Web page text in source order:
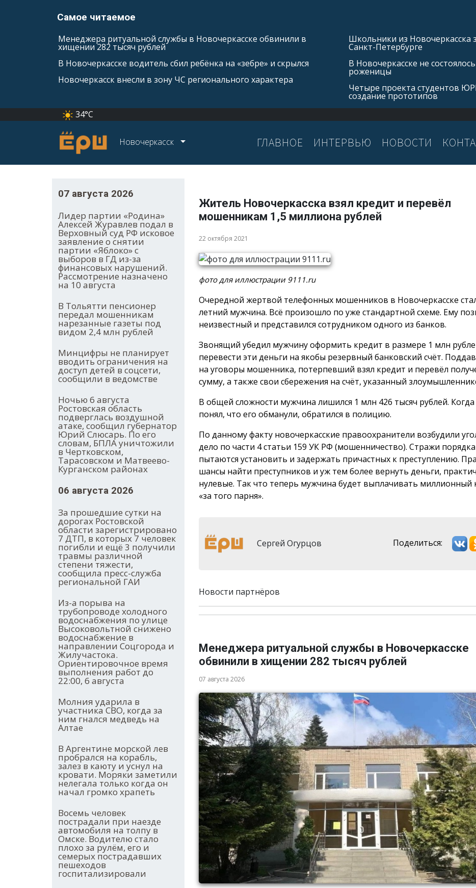
Самое читаемое
Менеджера ритуальной службы в Новочеркасске обвинили в
хищении 282 тысяч рублей
В Новочеркасске водитель сбил ребёнка на «зебре» и скрылся
Новочеркасск внесли в зону ЧС регионального характера
Школьники из Новочеркасска
Санкт-Петербурге
В Новочеркасске не
роженицы
Четыре проекта студентов
создание прототипов
34°C
Новочеркасск ГЛАВНОЕ ИНТЕРВЬЮ НОВОСТИ
07 августа 2026
Лидер партии «Родина»
Алексей Журавлев подал в
Верховный суд РФ исковое
заявление о снятии
партии «Яблоко» с
выборов в ГД из-за
финансовых нарушений.
Рассмотрение назначено
на 10 августа
В Тольятти пенсионер
передал мошенникам
нарезанные газеты под
видом 2,4 млн рублей
Минцифры не планирует
вводить ограничения на
доступ детей в соцсети,
сообщили в ведомстве
Ночью 6 августа
Ростовская область
подверглась воздушной
атаке, сообщил губернатор
Юрий Слюсарь. По его
словам, БПЛА уничтожили
в Чертковском,
Тарасовском и Матвеево-
Курганском районах
06 августа 2026
За прошедшие сутки на
дорогах Ростовской
области зарегистрировано
7 ДТП, в которых 7 человек
погибли и ещё 3 получили
травмы различной
степени тяжести,
сообщила пресс-служба
региональной ГАИ
Из-а порыва на
трубопроводе холодного
водоснабжения по улице
Высоковольтной снижено
водоснабжение в
направлении Соцгорода и
Жилучастока.
Ориентировочное время
выполнения работ до
22:00, 6 августа
Молния ударила в
участника СВО, когда за
ним гнался медведь на
Алтае
В Аргентине морской лев
пробрался на корабль,
залез в каюту и уснул на
кровати. Моряки заметили
нелегала только когда он
начал громко храпеть
Восемь человек
пострадали при наезде
автомобиля на толпу в
Омске. Водителю стало
плохо за рулём, его и
семерых пострадавших
пешеходов
госпитализировали
Житель Новочеркасска взял кредит и перевёл
мошенникам 1,5 миллиона рублей
22 октября 2021
фото для иллюстрации 9111.ru
Очередной жертвой телефонных мошенников в Новочеркасске
летний мужчина. Всё произошло по уже стандартной схеме. Ему
неизвестный и представился сотрудником одного из банков.
Звонящий убедил мужчину оформить кредит в размере 1 млн
перевести эти деньги на якобы резервный банковский счёт.
на уговоры мошенника, потерпевший взял кредит и перевёл
сумму, а также свои сбережения на счёт, указанный
В общей сложности мужчина лишился 1 млн 426 тысяч рублей.
понял, что его обманули, обратился в полицию.
По данному факту новочеркасские правоохранители возбудили
дело по части 4 статьи 159 УК РФ (мошенничество). Стражи порядка
пытаются установить и задержать причастных к преступлению.
шансы найти преступников и уж тем более вернуть деньги,
нулевые. Так что теперь мужчина будет выплачивать миллионный
«за того парня».
Сергей Огурцов Поделиться:
Новости партнёров
Менеджера ритуальной службы в Новочеркасске
обвинили в хищении 282 тысяч рублей
07 августа 2026